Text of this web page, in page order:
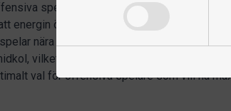
spel. Den något tjockare
energin överförs maximalt vid hårda slag,
nära bordet eller på distans. Yasaka
vilket ger en perfekt balans mellan
val för offensiva spelare som vill ha